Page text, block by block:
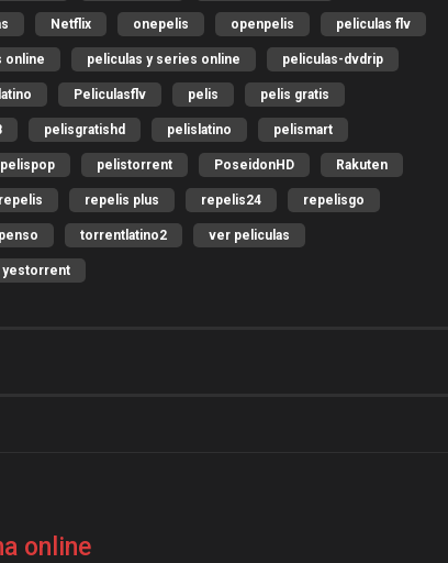
Netflix onepelis openpelis peliculas flv
online peliculas y series online peliculas-dvdrip
Peliculasflv pelis pelis gratis
pelisgratishd pelislatino pelismart
pelispop pelistorrent PoseidonHD Rakuten
repelis repelis plus repelis24 repelisgo
torrentlatino2 ver peliculas
yestorrent
online